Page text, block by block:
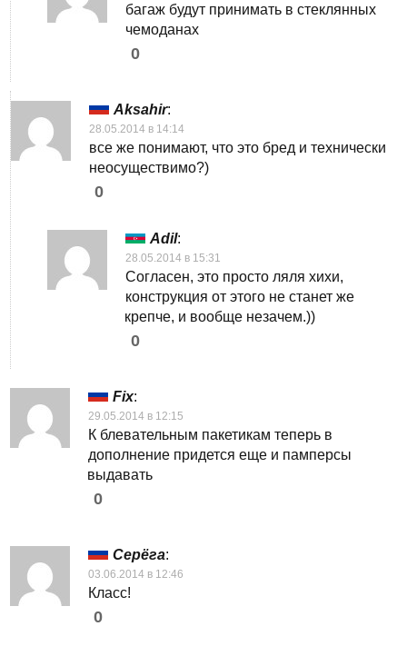
багаж будут принимать в стеклянных
чемоданах
0
Aksahir:
28.05.2014 в 14:14
все же понимают, что это бред и технически
неосуществимо?)
0
Adil:
28.05.2014 в 15:31
Согласен, это просто ляля хихи,
конструкция от этого не станет же
крепче, и вообще незачем.))
0
Fix:
29.05.2014 в 12:15
К блевательным пакетикам теперь в
дополнение придется еще и памперсы
выдавать
0
Серёга:
03.06.2014 в 12:46
Класс!
0